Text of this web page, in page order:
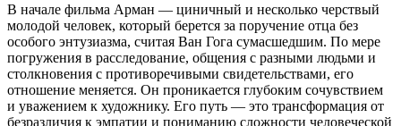
В начале фильма Арман — циничный и несколько черствый
молодой человек, который берется за поручение отца без
особого энтузиазма, считая Ван Гога сумасшедшим. По мере
погружения в расследование, общения с разными людьми и
столкновения с противоречивыми свидетельствами, его
отношение меняется. Он проникается глубоким сочувствием
и уважением к художнику. Его путь — это трансформация от
безразличия к эмпатии и пониманию сложности человеческой